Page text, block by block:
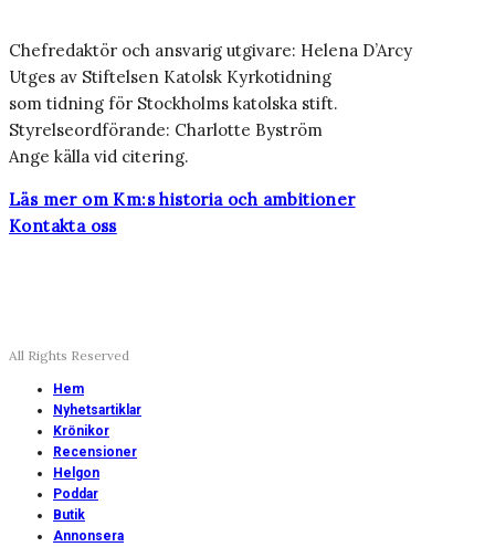
Chefredaktör och ansvarig utgivare: Helena D’Arcy
Utges av Stiftelsen Katolsk Kyrkotidning
som tidning för Stockholms katolska stift.
Styrelseordförande: Charlotte Byström
Ange källa vid citering.
Läs mer om Km:s historia och ambitioner
Kontakta oss
All Rights Reserved
Hem
Nyhetsartiklar
Krönikor
Recensioner
Helgon
Poddar
Butik
Annonsera